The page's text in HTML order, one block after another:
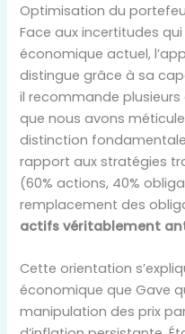
Optimisation du
Face aux incertitudes
économique actuel,
distingue grâce à sa
il recommande
que nous avons
distinction
rapport aux stratégies
(60% actions, 40%
remplacement des
actifs véritablement
Cette orientation
économique que Gave
manipulation des prix